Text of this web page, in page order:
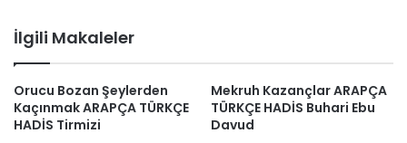
İlgili Makaleler
Orucu Bozan Şeylerden
Kaçınmak ARAPÇA TÜRKÇE
HADİS Tirmizi
Mekruh Kazançlar ARAPÇA
TÜRKÇE HADİS Buhari Ebu
Davud